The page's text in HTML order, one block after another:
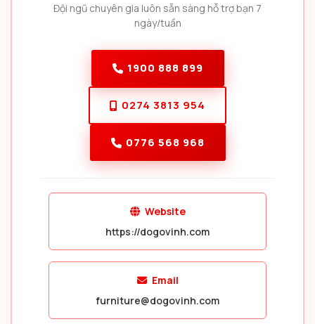
Đội ngũ chuyên gia luôn sẵn sàng hỗ trợ bạn 7
ngày/tuần
1900 888 899
0274 3813 954
0776 568 968
Website
https://dogovinh.com
Email
furniture@dogovinh.com